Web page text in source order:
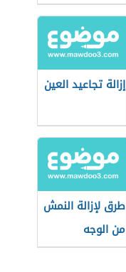
إزالة تجاعيد العين
طرق لإزالة النمش
من الوجه